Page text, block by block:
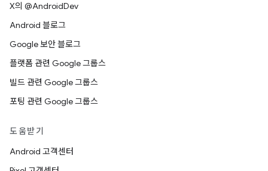
X의 @AndroidDev
Android 블로그
Google 보안 블로그
플랫폼 관련 Google 그룹스
빌드 관련 Google 그룹스
포팅 관련 Google 그룹스
도움받기
Android 고객센터